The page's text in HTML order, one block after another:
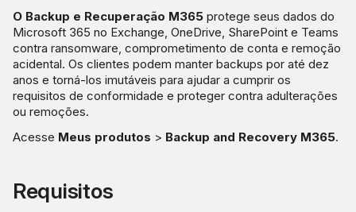
Português
中文（繁體）
Recuperar mensagens de e-
mail
Acessar os links de ajuda
da Rubrik
Recursos adicionais
O Backup e Recuperação M365 protege seus dados do
Microsoft 365 no Exchange, OneDrive, SharePoint e Teams
contra ransomware, comprometimento de conta e remoção
acidental. Os clientes podem manter backups por até dez
anos e torná-los imutáveis para ajudar a cumprir os
requisitos de conformidade e proteger contra adulterações
ou remoções.
Acesse Meus produtos > Backup and Recovery M365.
Requisitos